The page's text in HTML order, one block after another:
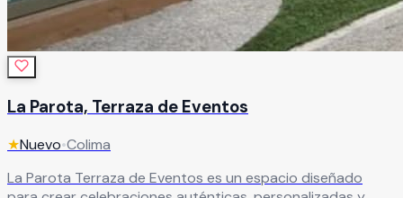
La Parota, Terraza de Eventos
★Nuevo•Colima
La Parota Terraza de Eventos es un espacio diseñado